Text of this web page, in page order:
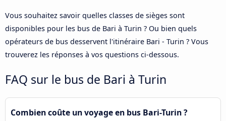
Vous souhaitez savoir quelles classes de sièges sont
disponibles pour les bus de Bari à Turin ? Ou bien quels
opérateurs de bus desservent l'itinéraire Bari - Turin ? Vous
trouverez les réponses à vos questions ci-dessous.
FAQ sur le bus de Bari à Turin
Combien coûte un voyage en bus Bari-Turin ?